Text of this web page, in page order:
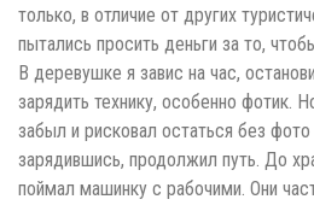
только, в отличие от других
пытались просить деньги за то,
В деревушке я завис на час,
зарядить технику, особенно фотик.
забыл и рисковал остаться без
зарядившись, продолжил путь. До
поймал машинку с рабочими. Они